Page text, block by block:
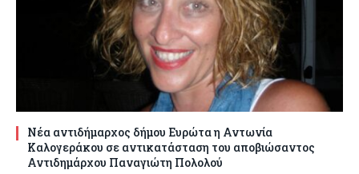
Νέα αντιδήμαρχος δήμου Ευρώτα η Αντωνία
Καλογεράκου σε αντικατάσταση του αποβιώσαντος
Αντιδημάρχου Παναγιώτη Πολολού